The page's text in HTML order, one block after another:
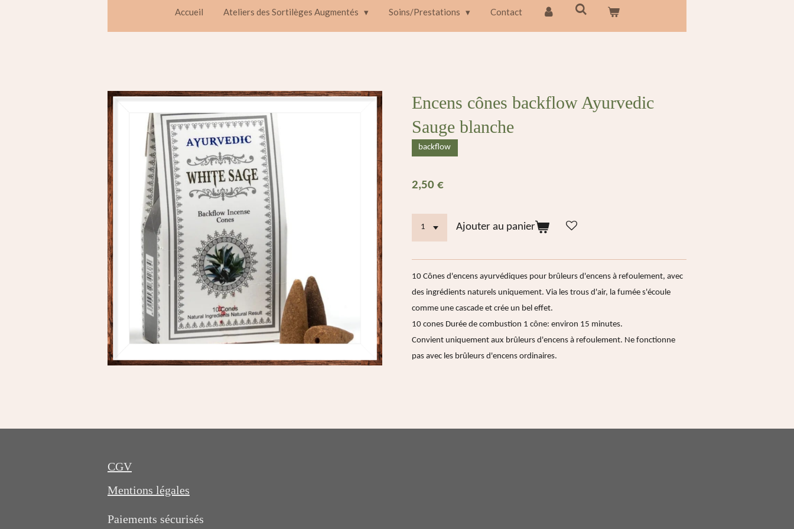
Accueil Ateliers des Sortilèges Augmentés Soins/Prestations Contact
Encens cônes backflow Ayurvedic
Sauge blanche
backflow
2,50 €
Ajouter au panier
10 Cônes d'encens ayurvédiques pour brûleurs d'encens à refoulement, avec
des ingrédients naturels uniquement. Via les trous d'air, la fumée s'écoule
comme une cascade et crée un bel effet.
10 cones ​Durée de combustion 1 cône: environ 15 minutes.
Convient uniquement aux brûleurs d'encens à refoulement. Ne fonctionne
pas avec les brûleurs d'encens ordinaires.
CGV
Mentions légales
Paiements sécurisés